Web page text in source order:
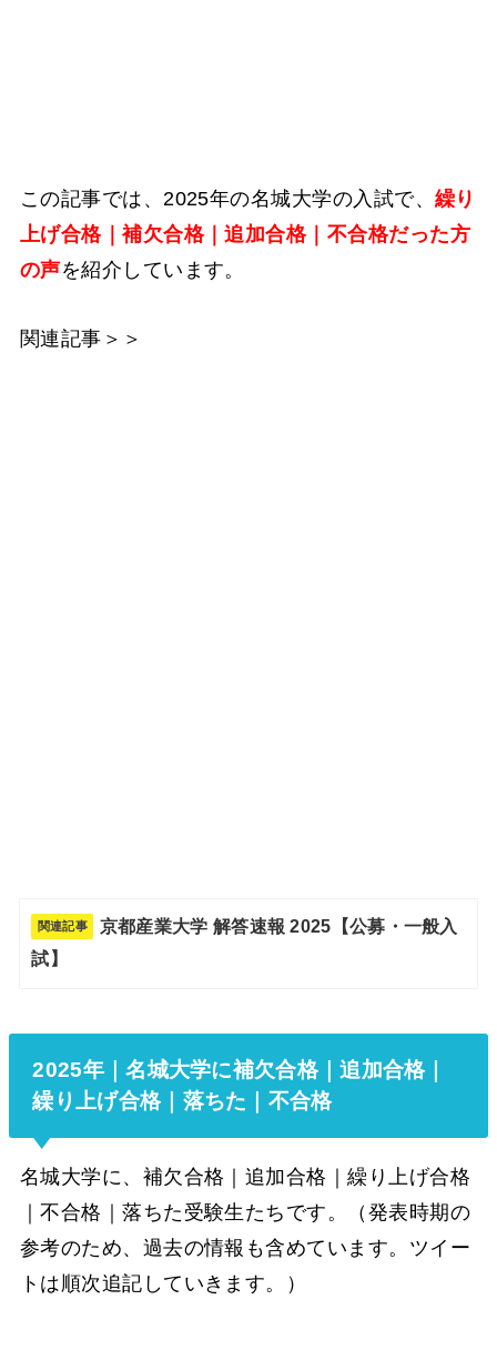
この記事では、2025年の名城大学の入試で、 繰り
上げ合格｜補欠合格｜追加合格｜不合格だった方
の声を紹介しています。
関連記事＞＞
関連記事
京都産業大学 解答速報 2025【公募・一般入
試】
2025年｜名城大学に補欠合格｜追加合格｜
繰り上げ合格｜落ちた｜不合格
名城大学に、補欠合格｜追加合格｜繰り上げ合格
｜不合格｜落ちた受験生たちです。（発表時期の
参考のため、過去の情報も含めています。ツイー
トは順次追記していきます。）